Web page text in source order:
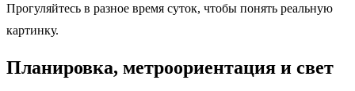
Прогуляйтесь в разное время суток, чтобы понять реальную
картинку.
Планировка, метроориентация и свет